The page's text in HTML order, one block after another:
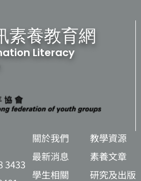
素養教育網
Literacy
3433
關於我們
最新消息
學生相關
教學資源
素養文章
研究及出版